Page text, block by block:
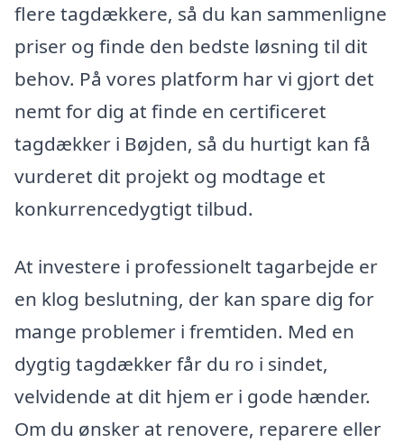
flere tagdækkere, så du kan sammenligne
priser og finde den bedste løsning til dit
behov. På vores platform har vi gjort det
nemt for dig at finde en certificeret
tagdækker i Bøjden, så du hurtigt kan få
vurderet dit projekt og modtage et
konkurrencedygtigt tilbud.
At investere i professionelt tagarbejde er
en klog beslutning, der kan spare dig for
mange problemer i fremtiden. Med en
dygtig tagdækker får du ro i sindet,
velvidende at dit hjem er i gode hænder.
Om du ønsker at renovere, reparere eller